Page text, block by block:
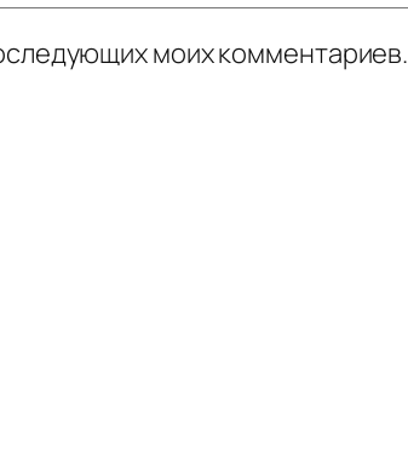
моих комментариев.